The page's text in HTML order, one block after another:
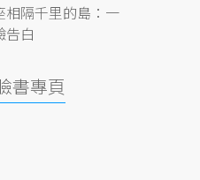
相隔千里的島：一
告白
書專頁